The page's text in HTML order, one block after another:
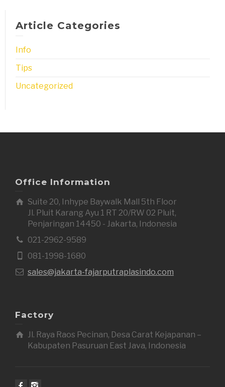
Article Categories
Info
Tips
Uncategorized
Office Information
Suite 20, Inhype Baywalk Mall 5th Floor
Jl. Pluit Karang Ayu 1 RT 20/RW 02 Pluit,
Penjaringan 14450 - Jakarta, Indonesia
021-2962-9589
081-1998-1680
sales@jakarta-fajarputraplasindo.com
Factory
Jl. Raya Raos Pecinan, Desa Carat Kejapanan –
Kabupaten Pasuruan East Java, Indonesia